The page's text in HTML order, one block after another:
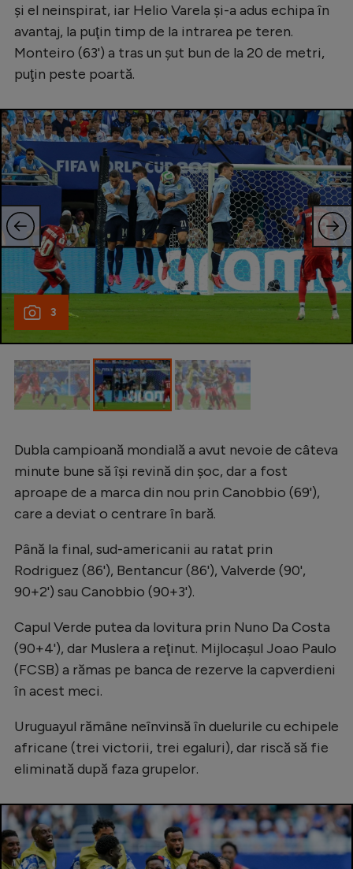
Intră în cont
Creează cont
şi el neinspirat, iar Helio Varela şi-a adus echipa în
avantaj, la puţin timp de la intrarea pe teren.
Monteiro (63') a tras un şut bun de la 20 de metri,
puţin peste poartă.
3
Dubla campioană mondială a avut nevoie de câteva
minute bune să îşi revină din şoc, dar a fost
aproape de a marca din nou prin Canobbio (69'),
care a deviat o centrare în bară.
Până la final, sud-americanii au ratat prin
Rodriguez (86'), Bentancur (86'), Valverde (90',
90+2') sau Canobbio (90+3').
Capul Verde putea da lovitura prin Nuno Da Costa
(90+4'), dar Muslera a reţinut. Mijlocaşul Joao Paulo
(FCSB) a rămas pe banca de rezerve la capverdieni
în acest meci.
Uruguayul rămâne neînvinsă în duelurile cu echipele
africane (trei victorii, trei egaluri), dar riscă să fie
eliminată după faza grupelor.